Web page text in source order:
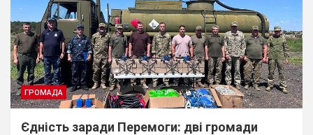
ГРОМАДА
Єдність заради Перемоги: дві громади